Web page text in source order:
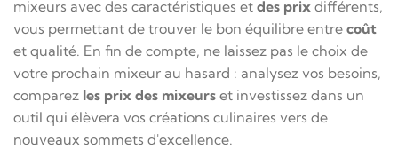
mixeurs avec des caractéristiques et des prix différents,
vous permettant de trouver le bon équilibre entre coût
et qualité. En fin de compte, ne laissez pas le choix de
votre prochain mixeur au hasard : analysez vos besoins,
comparez les prix des mixeurs et investissez dans un
outil qui élèvera vos créations culinaires vers de
nouveaux sommets d'excellence.